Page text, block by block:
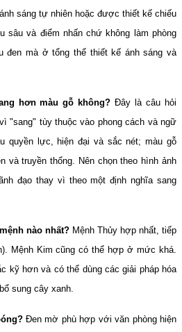
sáng tự nhiên hoặc được thiết kế chiếu
sâu và điểm nhấn chứ không làm phòng
đen mà ở tổng thể thiết kế ánh sáng và
hơn màu gỗ không? Đây là câu hỏi
"sang" tùy thuộc vào phong cách và ngữ
quyền lực, hiện đại và sắc nét; màu gỗ
và truyền thống. Nên chọn theo hình ảnh
đạo thay vì theo một định nghĩa sang
nào nhất? Mệnh Thủy hợp nhất, tiếp
Mệnh Kim cũng có thể hợp ở mức khá.
kỹ hơn và có thể dùng các giải pháp hóa
sung cây xanh.
Đen mờ phù hợp với văn phòng hiện